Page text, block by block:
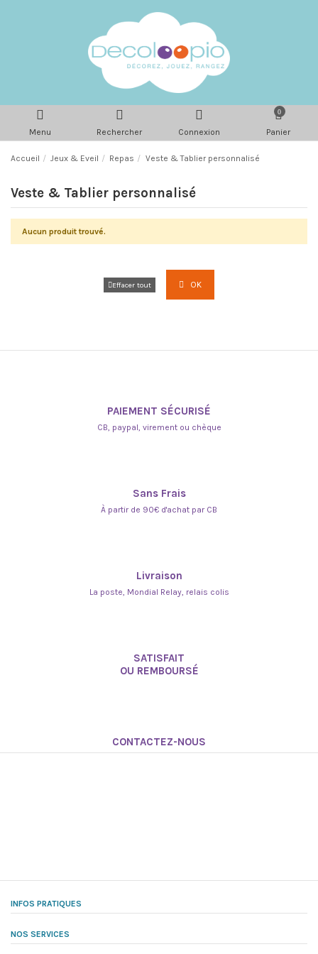
Menu Rechercher Connexion
0
Panier
Accueil Jeux & Eveil Repas Veste & Tablier personnalisé
Veste & Tablier personnalisé
Aucun produit trouvé.
Effacer tout OK
PAIEMENT SÉCURISÉ
CB, paypal, virement ou chèque
Sans Frais
À partir de 90€ d'achat par CB
Livraison
La poste, Mondial Relay, relais colis
SATISFAIT
OU REMBOURSÉ
CONTACTEZ-NOUS
INFOS PRATIQUES
NOS SERVICES